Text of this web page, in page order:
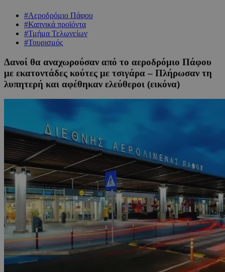
#Αεροδρόμιο Πάφου
#Καπνικά προϊόντα
#Τμήμα Τελωνείων
#Τουρισμός
Δανοί θα αναχωρούσαν από το αεροδρόμιο Πάφου
με εκατοντάδες κούτες με τσιγάρα – Πλήρωσαν τη
λυπητερή και αφέθηκαν ελεύθεροι (εικόνα)